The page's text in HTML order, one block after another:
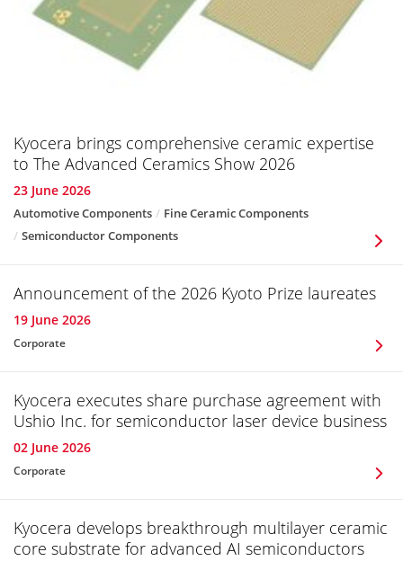
Kyocera brings comprehensive ceramic expertise
to The Advanced Ceramics Show 2026
23 June 2026
Automotive Components
Fine Ceramic Components
Semiconductor Components
Announcement of the 2026 Kyoto Prize laureates
19 June 2026
Corporate
Kyocera executes share purchase agreement with
Ushio Inc. for semiconductor laser device business
02 June 2026
Corporate
Kyocera develops breakthrough multilayer ceramic
core substrate for advanced AI semiconductors